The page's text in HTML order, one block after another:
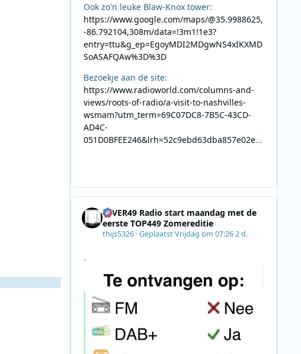
Ook zo'n leuke Blaw-Knox tower:
https://www.google.com/maps/@35.9988625,
-86.792104,308m/data=!3m1!1e3?
entry=ttu&g_ep=EgoyMDI2MDgwNS4xIKXMD
SoASAFQAw%3D%3D
Bezoekje aan de site:
https://www.radioworld.com/columns-and-
views/roots-of-radio/a-visit-to-nashvilles-
wsmam?utm_term=69C07DC8-7B5C-43CD-
AD4C-
051D0BFEE246&lrh=52c9ebd63dba857e02ec
AB2831C8A639&utm_medium=email&utm_co
8F09201A140D&utm_source=SmartBrief
4EVER49 Radio start maandag met de
eerste TOP449 Zomereditie
thijs5326·GeplaatstVrijdag om 07:262 d.
.